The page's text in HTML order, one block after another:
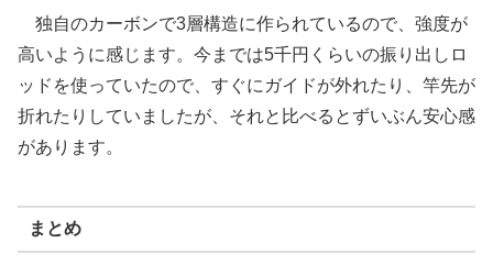
独自のカーボンで3層構造に作られているので、強度が
高いように感じます。今までは5千円くらいの振り出しロ
ッドを使っていたので、すぐにガイドが外れたり、竿先が
折れたりしていましたが、それと比べるとずいぶん安心感
があります。
まとめ